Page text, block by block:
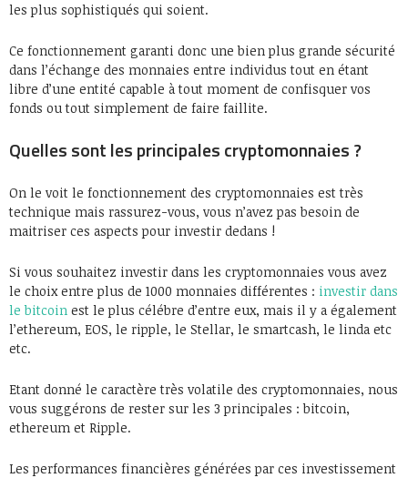
les plus sophistiqués qui soient.
Ce fonctionnement garanti donc une bien plus grande sécurité
dans l’échange des monnaies entre individus tout en étant
libre d’une entité capable à tout moment de confisquer vos
fonds ou tout simplement de faire faillite.
Quelles sont les principales cryptomonnaies ?
On le voit le fonctionnement des cryptomonnaies est très
technique mais rassurez-vous, vous n’avez pas besoin de
maitriser ces aspects pour investir dedans !
Si vous souhaitez investir dans les cryptomonnaies vous avez
le choix entre plus de 1000 monnaies différentes : investir dans
le bitcoin est le plus célébre d’entre eux, mais il y a également
l’ethereum, EOS, le ripple, le Stellar, le smartcash, le linda etc
etc.
Etant donné le caractère très volatile des cryptomonnaies, nous
vous suggérons de rester sur les 3 principales : bitcoin,
ethereum et Ripple.
Les performances financières générées par ces investissement